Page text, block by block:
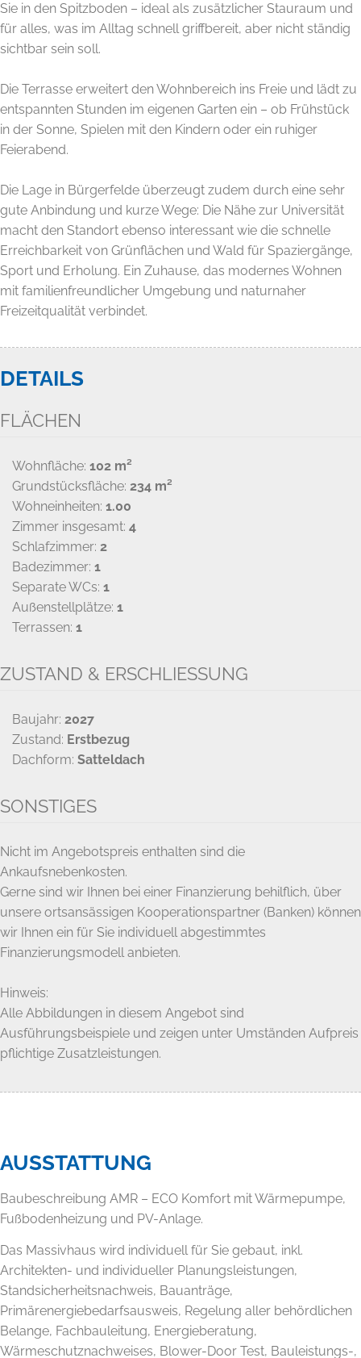
Sie in den Spitzboden – ideal als zusätzlicher Stauraum und
für alles, was im Alltag schnell griffbereit, aber nicht ständig
sichtbar sein soll.
Die Terrasse erweitert den Wohnbereich ins Freie und lädt zu
entspannten Stunden im eigenen Garten ein – ob Frühstück
in der Sonne, Spielen mit den Kindern oder ein ruhiger
Feierabend.
Die Lage in Bürgerfelde überzeugt zudem durch eine sehr
gute Anbindung und kurze Wege: Die Nähe zur Universität
macht den Standort ebenso interessant wie die schnelle
Erreichbarkeit von Grünflächen und Wald für Spaziergänge,
Sport und Erholung. Ein Zuhause, das modernes Wohnen
mit familienfreundlicher Umgebung und naturnaher
Freizeitqualität verbindet.
DETAILS
FLÄCHEN
Wohnfläche: 102 m²
Grundstücksfläche: 234 m²
Wohneinheiten: 1.00
Zimmer insgesamt: 4
Schlafzimmer: 2
Badezimmer: 1
Separate WCs: 1
Außenstellplätze: 1
Terrassen: 1
ZUSTAND & ERSCHLIESSUNG
Baujahr: 2027
Zustand: Erstbezug
Dachform: Satteldach
SONSTIGES
Nicht im Angebotspreis enthalten sind die
Ankaufsnebenkosten.
Gerne sind wir Ihnen bei einer Finanzierung behilflich, über
unsere ortsansässigen Kooperationspartner (Banken) können
wir Ihnen ein für Sie individuell abgestimmtes
Finanzierungsmodell anbieten.
Hinweis:
Alle Abbildungen in diesem Angebot sind
Ausführungsbeispiele und zeigen unter Umständen Aufpreis
pflichtige Zusatzleistungen.
AUSSTATTUNG
Baubeschreibung AMR – ECO Komfort mit Wärmepumpe,
Fußbodenheizung und PV-Anlage.
Das Massivhaus wird individuell für Sie gebaut, inkl.
Architekten- und individueller Planungsleistungen,
Standsicherheitsnachweis, Bauanträge,
Primärenergiebedarfsausweis, Regelung aller behördlichen
Belange, Fachbauleitung, Energieberatung,
Wärmeschutznachweises, Blower-Door Test, Bauleistungs-,